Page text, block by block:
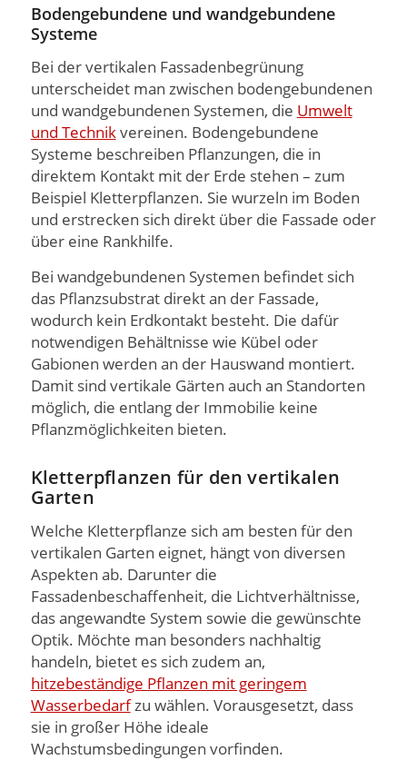
Bodengebundene und wandgebundene
Systeme
Bei der vertikalen Fassadenbegrünung
unterscheidet man zwischen bodengebundenen
und wandgebundenen Systemen, die Umwelt
und Technikvereinen. Bodengebundene
Systeme beschreiben Pflanzungen, die in
direktem Kontakt mit der Erde stehen – zum
Beispiel Kletterpflanzen. Sie wurzeln im Boden
und erstrecken sich direkt über die Fassade oder
über eine Rankhilfe.
Bei wandgebundenen Systemen befindet sich
das Pflanzsubstrat direkt an der Fassade,
wodurch kein Erdkontakt besteht. Die dafür
notwendigen Behältnisse wie Kübel oder
Gabionen werden an der Hauswand montiert.
Damit sind vertikale Gärten auch an Standorten
möglich, die entlang der Immobilie keine
Pflanzmöglichkeiten bieten.
Kletterpflanzen für den vertikalen
Garten
Welche Kletterpflanze sich am besten für den
vertikalen Garten eignet, hängt von diversen
Aspekten ab. Darunter die
Fassadenbeschaffenheit, die Lichtverhältnisse,
das angewandte System sowie die gewünschte
Optik. Möchte man besonders nachhaltig
handeln, bietet es sich zudem an,
hitzebeständige Pflanzen mit geringem
Wasserbedarfzu wählen. Vorausgesetzt, dass
sie in großer Höhe ideale
Wachstumsbedingungen vorfinden.